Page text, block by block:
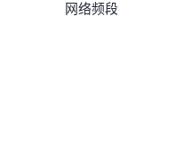
网络频段